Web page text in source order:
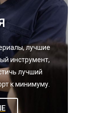
лучшие
инструмент,
лучший
к минимуму.